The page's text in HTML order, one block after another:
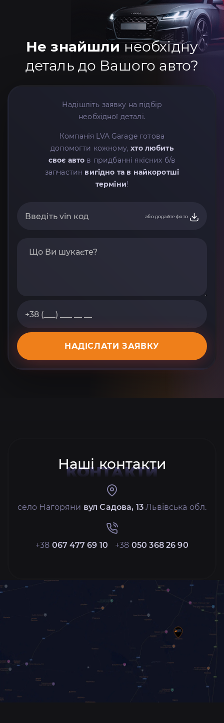
Не знайшли необхідну
деталь до Вашого авто?
Надішліть заявку на підбір
необхідної деталі.
Компанія LVA Garage готова
допомогти кожному,хто любить
своє авто в придбанні якісних б/в
запчастин вигідно та в найкоротші
терміни!
або додайте фото
НАДІСЛАТИ ЗАЯВКУ
Наші контакти
КОНТАКТИ
село Нагоряни вул Садова, 13 Львівська обл.
+38 067 477 69 10 +38 050 368 26 90